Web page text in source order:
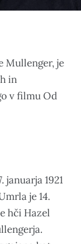
Mullenger, je
in
v filmu Od
januarja 1921
je 14.
hči Hazel